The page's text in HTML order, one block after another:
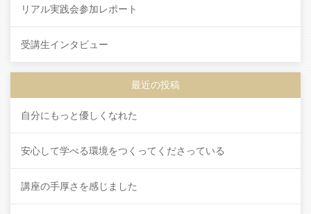
リアル実践会参加レポート
受講生インタビュー
最近の投稿
自分にもっと優しくなれた
安心して学べる環境をつくってくださっている
講座の手厚さを感じました